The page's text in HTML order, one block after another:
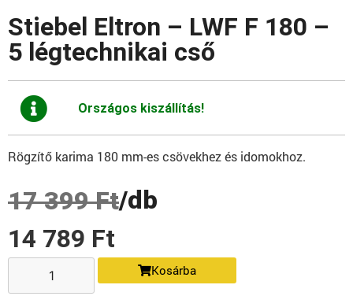
Stiebel Eltron – LWF F 180 –
5 légtechnikai cső
Országos kiszállítás!
Rögzítő karima 180 mm-es csövekhez és idomokhoz.
17 399Ft
14 789 Ft
/db
Kosárba